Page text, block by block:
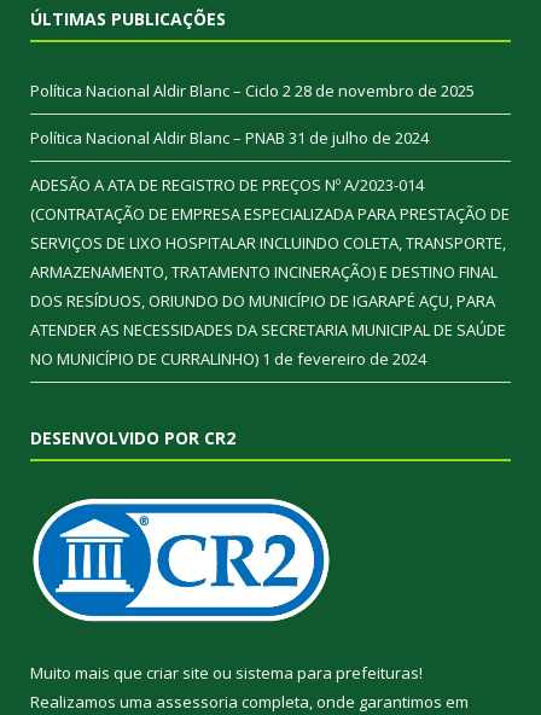
ÚLTIMAS PUBLICAÇÕES
Política Nacional Aldir Blanc – Ciclo 228 de novembro de 2025
Política Nacional Aldir Blanc – PNAB 31 de julho de 2024
ADESÃO A ATA DE REGISTRO DE PREÇOS Nº A/2023-014
(CONTRATAÇÃO DE EMPRESA ESPECIALIZADA PARA PRESTAÇÃO DE
SERVIÇOS DE LIXO HOSPITALAR INCLUINDO COLETA, TRANSPORTE,
ARMAZENAMENTO, TRATAMENTO INCINERAÇÃO) E DESTINO FINAL
DOS RESÍDUOS, ORIUNDO DO MUNICÍPIO DE IGARAPÉ AÇU, PARA
ATENDER AS NECESSIDADES DA SECRETARIA MUNICIPAL DE SAÚDE
NO MUNICÍPIO DE CURRALINHO) 1 de fevereiro de 2024
DESENVOLVIDO POR CR2
Muito mais que criar site ou sistema para prefeituras!
Realizamos uma assessoria completa, onde garantimos em